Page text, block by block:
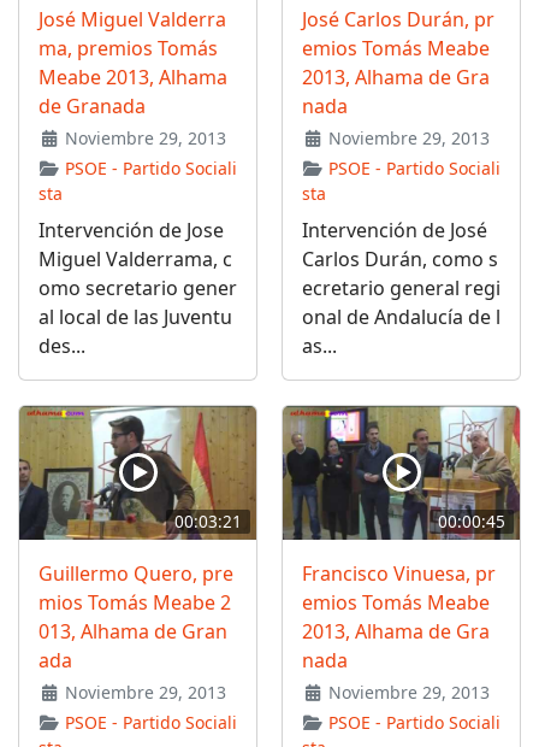
José Miguel Valderra
ma, premios Tomás
Meabe 2013, Alhama
de Granada
Noviembre 29, 2013
PSOE - Partido Sociali
sta
Intervención de Jose
Miguel Valderrama, c
omo secretario gener
al local de las Juventu
des...
José Carlos Durán, pr
emios Tomás Meabe
2013, Alhama de Gra
nada
Noviembre 29, 2013
PSOE - Partido Sociali
sta
Intervención de José
Carlos Durán, como s
ecretario general regi
onal de Andalucía de l
as...
00:03:21
Guillermo Quero, pre
mios Tomás Meabe 2
013, Alhama de Gran
ada
Noviembre 29, 2013
PSOE - Partido Sociali
00:00:45
Francisco Vinuesa, pr
emios Tomás Meabe
2013, Alhama de Gra
nada
Noviembre 29, 2013
PSOE - Partido Sociali